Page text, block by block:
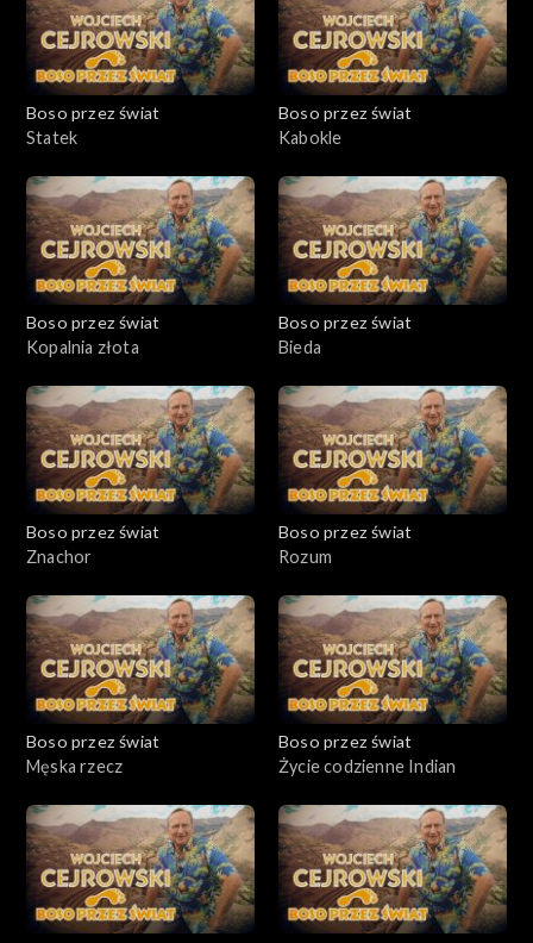
Boso przez świat
Statek
Boso przez świat
Kabokle
Boso przez świat
Kopalnia złota
Boso przez świat
Bieda
Boso przez świat
Znachor
Boso przez świat
Rozum
Boso przez świat
Męska rzecz
Boso przez świat
Życie codzienne Indian